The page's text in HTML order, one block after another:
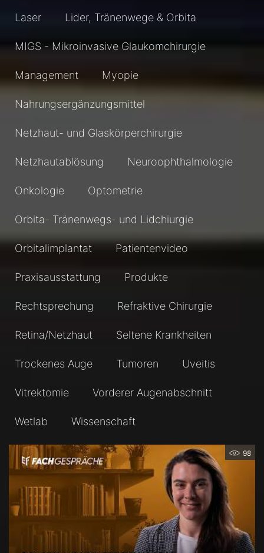
Laser Lider, Tränenwege & Orbita
MIGS - Mikroinvasive Glaukomchirurgie
Management Myopie
Nahrungsergänzungsmittel
Netzhaut- und Glaskörperchirurgie
Netzhautablösung Neuroophthalmologie
Onkologie Optometrie
Orbita- Tränenwegs- und Lidchiurgie
Orbitalimplantat Patientenvideo
Praxisausstattung Produkte
Rechtsprechung Refraktive Chirurgie
Retina/Netzhaut Seltene Krankheiten
Trockenes Auge Tumoren Uveitis
Vitrektomie Vorderer Augenabschnitt
Wetlab Wissenschaft
98